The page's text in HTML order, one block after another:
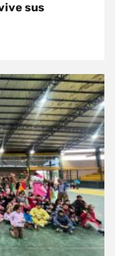
sus